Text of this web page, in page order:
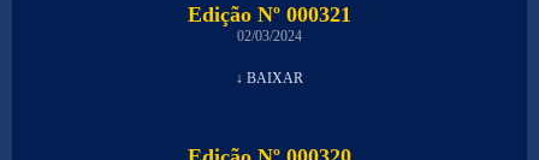
Edição Nº 000321
02/03/2024
↓ BAIXAR